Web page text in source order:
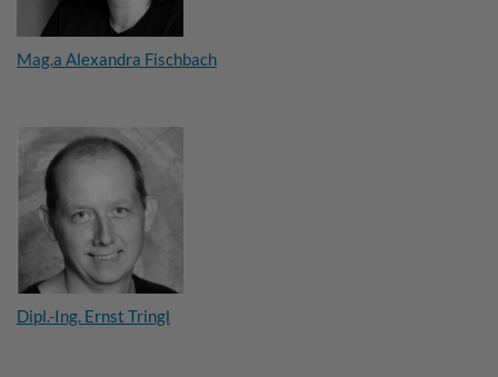
Mag.a Alexandra Fischbach
Dipl.-Ing. Ernst Tringl